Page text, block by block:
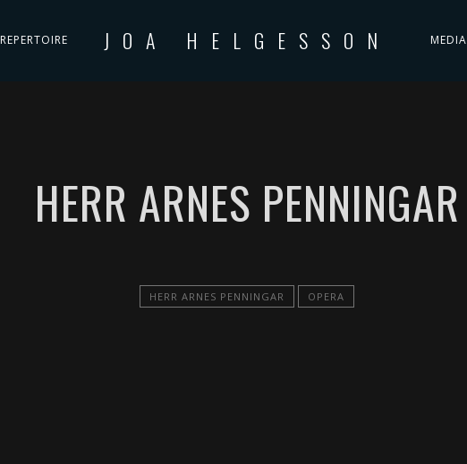
REPERTOIRE JOA HELGESSON MEDIA
HERR ARNES PENNINGAR
HERR ARNES PENNINGAR OPERA